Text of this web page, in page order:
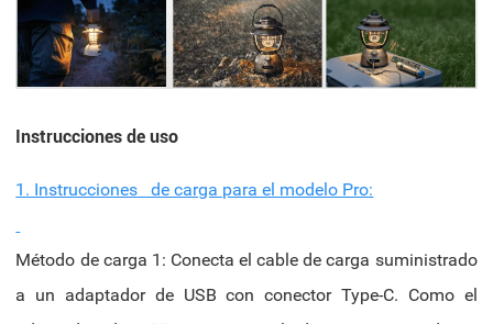
Instrucciones de uso
1. Instrucciones de carga para el modelo Pro:
Método de carga 1: Conecta el cable de carga suministrado
a un adaptador de USB con conector Type-C. Como el